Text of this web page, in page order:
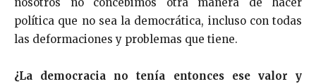
política que no sea la democrática, incluso con todas
las deformaciones y problemas que tiene.
¿La democracia no tenía entonces ese valor y